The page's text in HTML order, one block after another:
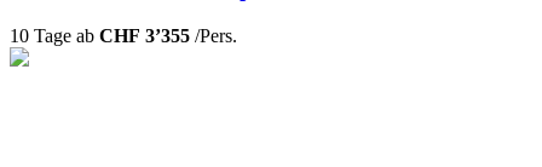
10 Tage ab CHF 3’355 /Pers.